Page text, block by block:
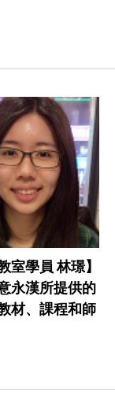
室學員 林璟】
永漢所提供的
材、課程和師